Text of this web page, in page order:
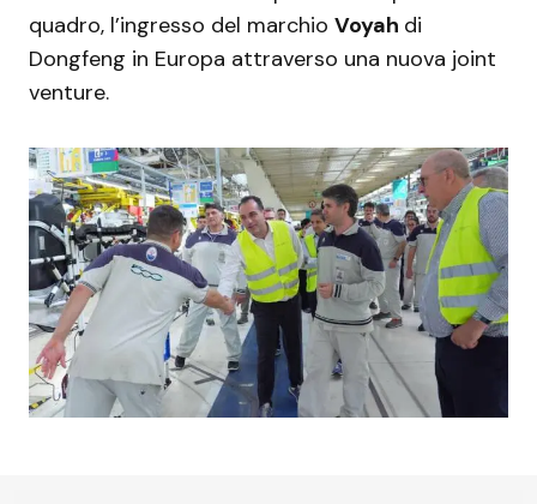
quadro, l’ingresso del marchio Voyah di
Dongfeng in Europa attraverso una nuova joint
venture.